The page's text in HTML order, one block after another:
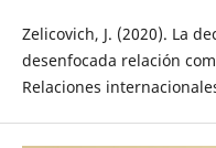
Zelicovich, J. (2020). La
desenfocada relación
Relaciones